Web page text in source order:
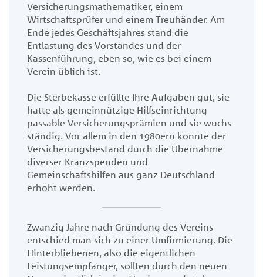
Versicherungsmathematiker, einem
Wirtschaftsprüfer und einem Treuhänder. Am
Ende jedes Geschäftsjahres stand die
Entlastung des Vorstandes und der
Kassenführung, eben so, wie es bei einem
Verein üblich ist.
Die Sterbekasse erfüllte Ihre Aufgaben gut, sie
hatte als gemeinnützige Hilfseinrichtung
passable Versicherungsprämien und sie wuchs
ständig. Vor allem in den 1980ern konnte der
Versicherungsbestand durch die Übernahme
diverser Kranzspenden und
Gemeinschaftshilfen aus ganz Deutschland
erhöht werden.
Zwanzig Jahre nach Gründung des Vereins
entschied man sich zu einer Umfirmierung. Die
Hinterbliebenen, also die eigentlichen
Leistungsempfänger, sollten durch den neuen